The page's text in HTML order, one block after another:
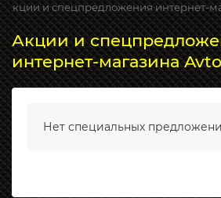
Акции и спецпредложения интернет-
Акции и
интернет-магазина
Нет специальных